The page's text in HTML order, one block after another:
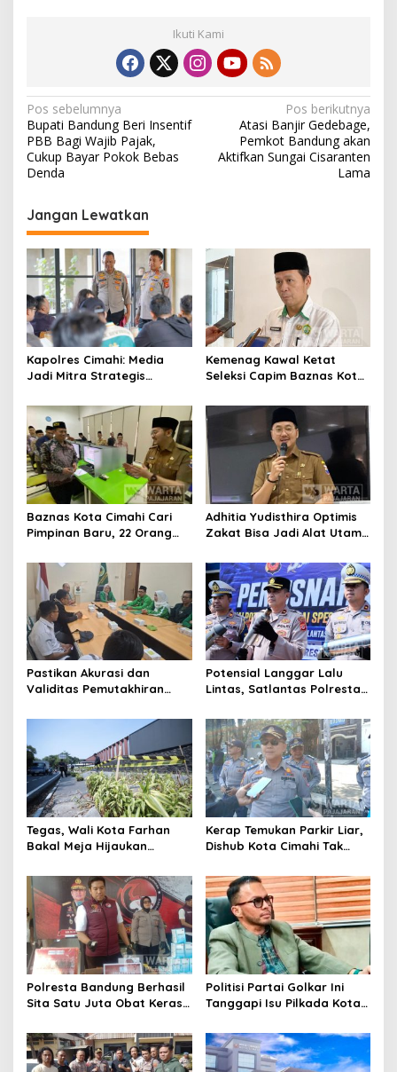
Ikuti Kami
N
a
v
g
a
s
i
p
o
s
Pos sebelumnya
Bupati Bandung Beri Insentif
PBB Bagi Wajib Pajak,
Cukup Bayar Pokok Bebas
Denda
Pos berikutnya
Atasi Banjir Gedebage,
Pemkot Bandung akan
Aktifkan Sungai Cisaranten
Lama
Jangan Lewatkan
Kapolres Cimahi: Media
Jadi Mitra Strategis
Publik
Kemenag Kawal Ketat
Seleksi Capim Baznas Kota
Komisioner Baznas
Berintegritas
Baznas Kota Cimahi Cari
Pimpinan Baru, 22 Orang
Adhitia Yudisthira Optimis
Zakat Bisa Jadi Alat Utama
Kota Cimahi
Pastikan Akurasi dan
Validitas Pemutakhiran
Cimahi Lakukan
Potensial Langgar Lalu
Lintas, Satlantas Polresta
Motor Berknalpot Brong
Tegas, Wali Kota Farhan
Bakal Meja Hijaukan
Riau
Kerap Temukan Parkir Liar,
Dishub Kota Cimahi Tak
Pembinaan
Polresta Bandung Berhasil
Sita Satu Juta Obat Keras
Kasus Narkoba
Politisi Partai Golkar Ini
Tanggapi Isu Pilkada Kota